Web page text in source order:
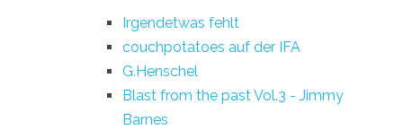
Irgendetwas fehlt
couchpotatoes auf der IFA
G.Henschel
Blast from the past Vol.3 - Jimmy
Barnes